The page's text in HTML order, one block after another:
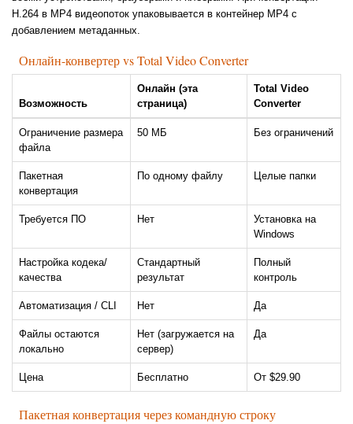
H.264 в MP4 видеопоток упаковывается в контейнер MP4 с
добавлением метаданных.
Онлайн-конвертер vs Total Video Converter
Возможность
Онлайн (эта
страница)
Total Video
Converter
Ограничение размера
файла
50 МБ Без ограничений
Пакетная
конвертация
По одному файлу Целые папки
Требуется ПО Нет
Установка на
Windows
Настройка кодека/
качества
Стандартный
результат
Полный
контроль
Автоматизация / CLI Нет Да
Файлы остаются
локально
Нет (загружается на
сервер)
Да
Цена Бесплатно От $29.90
Пакетная конвертация через командную строку